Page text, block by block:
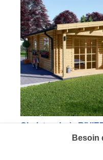
Besoin
Chalet en bois
La grande et